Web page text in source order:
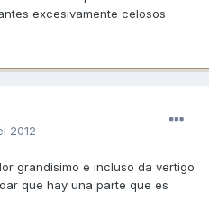
excesivamente celosos
2012
grandisimo e incluso da vertigo
que hay una parte que es